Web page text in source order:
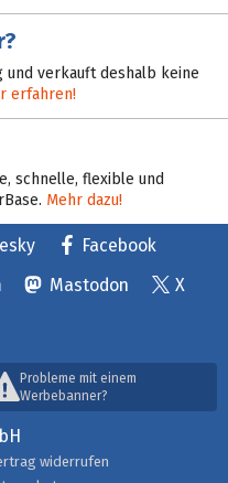
und verkauft deshalb keine
erfahren!
schnelle, flexible und
Mehr dazu!
Facebook
Mastodon
X
Probleme mit einem
Werbebanner?
widerrufen